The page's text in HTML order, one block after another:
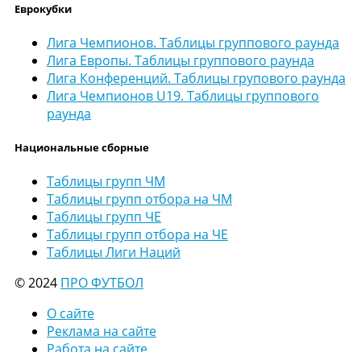
Еврокубки
Лига Чемпионов. Таблицы группового раунда
Лига Европы. Таблицы группового раунда
Лига Конференций. Таблицы групового раунда
Лига Чемпионов U19. Таблицы группового
раунда
Национальные сборные
Таблицы групп ЧМ
Таблицы групп отбора на ЧМ
Таблицы групп ЧЕ
Таблицы групп отбора на ЧЕ
Таблицы Лиги Наций
© 2024 ПРО ФУТБОЛ
О сайте
Реклама на сайте